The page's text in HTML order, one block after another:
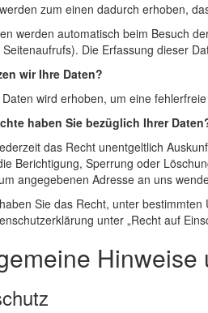
zum einen dadurch erhoben,
werden automatisch beim Besuch
Seitenaufrufs). Die Erfassung dieser
wir Ihre Daten?
Daten wird erhoben, um eine
haben Sie bezüglich Ihrer
das Recht unentgeltlich
Berichtigung, Sperrung oder
angegebenen Adresse an uns
Sie das Recht, unter
unter „Recht auf